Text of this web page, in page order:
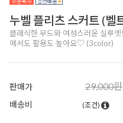
누벨 플리츠 스커트 (벨
클래식한 무드와 여성스러운 실루
에서도 활용도 높아요♡ (3color)
판매가 29,000원
배송비 (조건)